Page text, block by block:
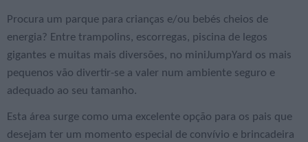
Procura um parque para crianças e/ou bebés cheios de
energia? Entre trampolins, escorregas, piscina de legos
gigantes e muitas mais diversões, no miniJumpYard os mais
pequenos vão divertir-se a valer num ambiente seguro e
adequado ao seu tamanho.
Esta área surge como uma excelente opção para os pais que
desejam ter um momento especial de convívio e brincadeira